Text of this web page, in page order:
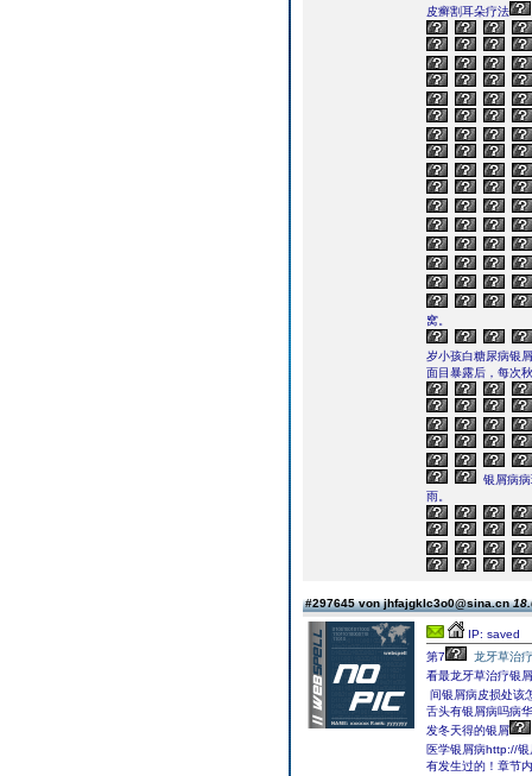
皮癣割耳朵疗法
窝。
岁小孩白糖尿病银
面目暴露后，每次
银屑病
雨。
#297645 von jhfajgklc3o0@sina.cn
IP: saved
第7
龙牙草治
看最龙牙草治疗银
间银屑病皮损处该
舌头有银屑病吗病
发冬天得的银屑
医学银屑病http://
有发生过的！章节